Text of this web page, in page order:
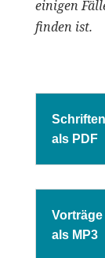
einigen
finden ist.
als PDF
als MP3